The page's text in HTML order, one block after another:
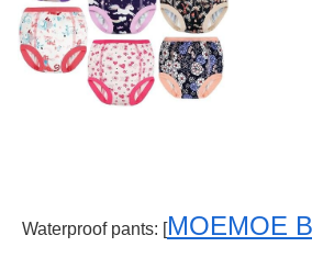
Waterproof pants: [MOEMOE